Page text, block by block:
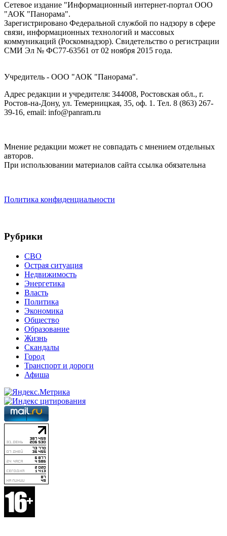
Сетевое издание "Информационный интернет-портал ООО
"АОК "Панорама".
Зарегистрировано Федеральной службой по надзору в сфере
связи, информационных технологий и массовых
коммуникаций (Роскомнадзор). Cвидетельство о регистрации
СМИ Эл № ФС77-63561 от 02 ноября 2015 года.
Учредитель - ООО "АОК "Панорама".
Адрес редакции и учредителя: 344008, Ростовская обл., г.
Ростов-на-Дону, ул. Темерницкая, 35, оф. 1. Тел. 8 (863) 267-
39-16, email: info@panram.ru
Мнение редакции может не совпадать с мнением отдельных
авторов.
При использовании материалов сайта ссылка обязательна
Политика конфиденциальности
Рубрики
СВО
Острая ситуация
Недвижимость
Энергетика
Власть
Политика
Экономика
Общество
Образование
Жизнь
Скандалы
Город
Транспорт и дороги
Афиша